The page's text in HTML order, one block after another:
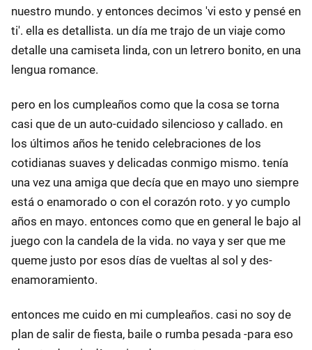
nuestro mundo. y entonces decimos 'vi esto y pensé en
ti'. ella es detallista. un día me trajo de un viaje como
detalle una camiseta linda, con un letrero bonito, en una
lengua romance.
pero en los cumpleaños como que la cosa se torna
casi que de un auto-cuidado silencioso y callado. en
los últimos años he tenido celebraciones de los
cotidianas suaves y delicadas conmigo mismo. tenía
una vez una amiga que decía que en mayo uno siempre
está o enamorado o con el corazón roto. y yo cumplo
años en mayo. entonces como que en general le bajo al
juego con la candela de la vida. no vaya y ser que me
queme justo por esos días de vueltas al sol y des-
enamoramiento.
entonces me cuido en mi cumpleaños. casi no soy de
plan de salir de fiesta, baile o rumba pesada -para eso